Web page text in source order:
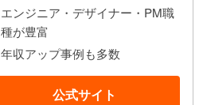
エンジニア・デザイナー・PM職
種が豊富
年収アップ事例も多数
公式サイト